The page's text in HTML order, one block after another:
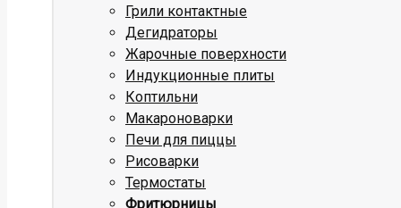
Грили контактные
Дегидраторы
Жарочные поверхности
Индукционные плиты
Коптильни
Макароноварки
Печи для пиццы
Рисоварки
Термостаты
Фритюрницы